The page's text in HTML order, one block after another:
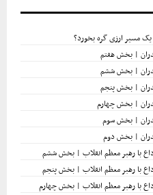
یک مسیر ارزی گره بخورد؟
| بخش هفتم
| بخش ششم
| بخش پنجم
| بخش چهارم
| بخش سوم
| بخش دوم
با رهبر معظم انقلاب | بخش ششم
با رهبر معظم انقلاب | بخش پنجم
با رهبر معظم انقلاب | بخش چهارم